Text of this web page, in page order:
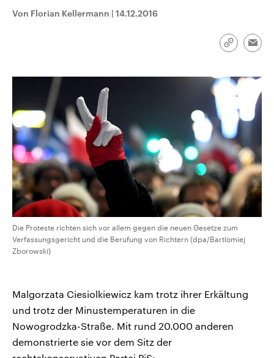
Von Florian Kellermann | 14.12.2016
Link
Die Proteste richten sich vor allem gegen die neuen Gesetze zum
Verfassungsgericht und die Berufung von Richtern (dpa/Bartlomiej
Zborowski)
Malgorzata Ciesiolkiewicz kam trotz ihrer Erkältung
und trotz der Minustemperaturen in die
Nowogrodzka-Straße. Mit rund 20.000 anderen
demonstrierte sie vor dem Sitz der